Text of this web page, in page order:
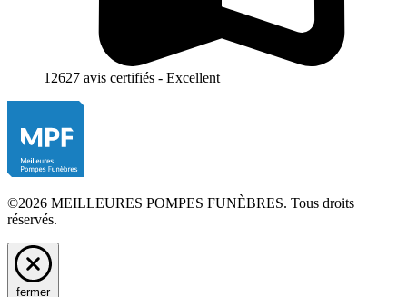
12627 avis certifiés - Excellent
©2026 MEILLEURES POMPES FUNÈBRES. Tous droits
réservés.
fermer